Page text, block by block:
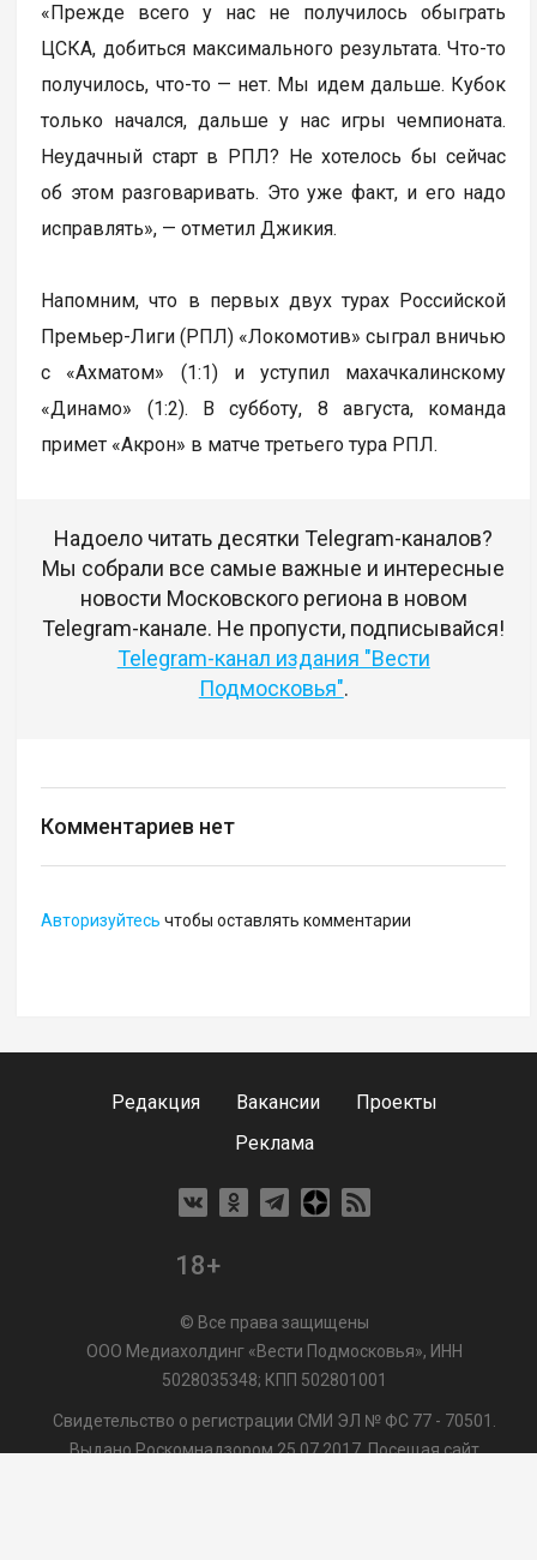
«Прежде всего у нас не получилось обыграть
ЦСКА, добиться максимального результата. Что-то
получилось, что-то — нет. Мы идем дальше. Кубок
только начался, дальше у нас игры чемпионата.
Неудачный старт в РПЛ? Не хотелось бы сейчас
об этом разговаривать. Это уже факт, и его надо
исправлять», — отметил Джикия.
Напомним, что в первых двух турах Российской
Премьер-Лиги (РПЛ) «Локомотив» сыграл вничью
с «Ахматом» (1:1) и уступил махачкалинскому
«Динамо» (1:2). В субботу, 8 августа, команда
примет «Акрон» в матче третьего тура РПЛ.
Надоело читать десятки Telegram-каналов?
Мы собрали все самые важные и интересные
новости Московского региона в новом
Telegram-канале. Не пропусти, подписывайся!
Telegram-канал издания "Вести
Подмосковья".
Комментариев нет
Авторизуйтесь чтобы оставлять комментарии
Редакция Вакансии
Проекты
Реклама
18+
© Все права защищены
ООО Медиахолдинг «Вести Подмосковья», ИНН
5028035348; КПП 502801001
Свидетельство о регистрации СМИ ЭЛ № ФС 77 - 70501.
Выдано Роскомнадзором 25.07.2017. Посещая сайт